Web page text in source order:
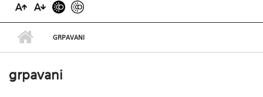
GRPAVANI
grpavani